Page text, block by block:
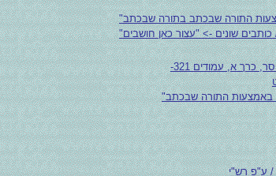
התורה שבכתב בתורה שבכתב"
שונים -> "עצור כאן חושבים"
א, עמודים 321-
באמצעות התורה שבכתב"
/ ע"פ רש"י